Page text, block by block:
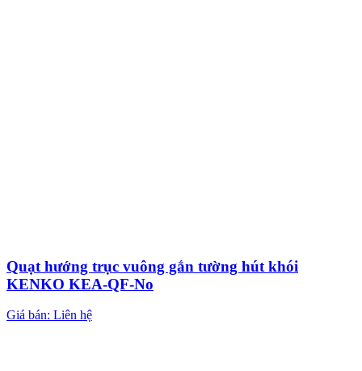
Quạt hướng trục vuông gắn tường hút khói
KENKO KEA-QF-No
Giá bán: Liên hệ